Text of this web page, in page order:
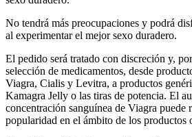
No tendrá más preocupaciones y podrá
al experimentar el mejor sexo duradero.
El pedido será tratado con discreción y,
selección de medicamentos, desde
Viagra, Cialis y Levitra, a productos
Kamagra Jelly o las tiras de potencia. El
concentración sanguínea de Viagra puede
popularidad en el ámbito de los productos